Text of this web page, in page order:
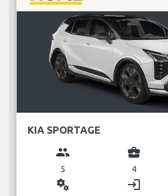
KIA SPORTAGE
group
5
business_center
4
miscellaneous_services login